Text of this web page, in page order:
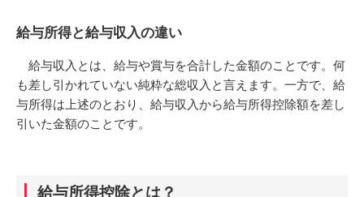
給与所得と給与収入の違い
給与収入とは、給与や賞与を合計した金額のことです。何
も差し引かれていない純粋な総収入と言えます。一方で、給
与所得は上述のとおり、給与収入から給与所得控除額を差し
引いた金額のことです。
給与所得控除とは？